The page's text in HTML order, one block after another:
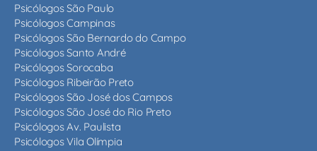
Psicólogos São Paulo
Psicólogos Campinas
Psicólogos São Bernardo do Campo
Psicólogos Santo André
Psicólogos Sorocaba
Psicólogos Ribeirão Preto
Psicólogos São José dos Campos
Psicólogos São José do Rio Preto
Psicólogos Av. Paulista
Psicólogos Vila Olímpia